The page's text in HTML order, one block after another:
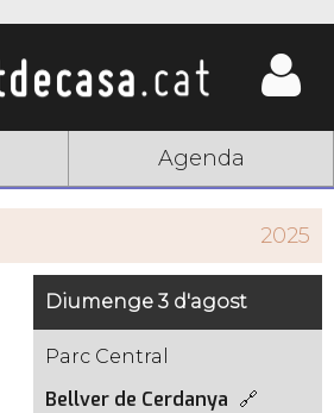
Agenda
2025
Diumenge 3 d'agost
Parc Central
Bellver de Cerdanya